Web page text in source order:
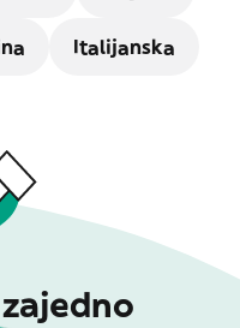
Italijanska